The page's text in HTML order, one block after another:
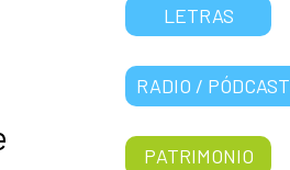
LETRAS
RADIO / PÓDCAST
PATRIMONIO